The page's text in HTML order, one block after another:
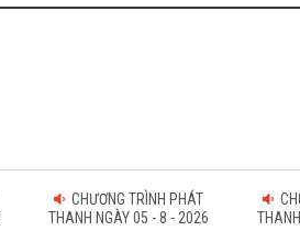
CHƯƠNG TRÌNH PHÁT
THANH NGÀY 05 - 8 - 2026